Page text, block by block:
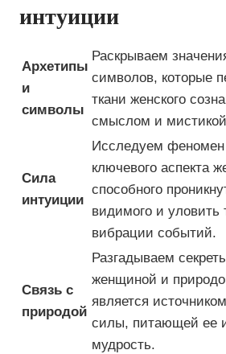
интуиции
Архетипы
и
символы
Раскрываем
символов, которые
ткани женского
смыслом и
Сила
интуиции
Исследуем феномен
ключевого аспекта
способного
видимого и уловить
вибрации событий.
Связь с
природой
Разгадываем
женщиной и
является
силы, питающей ее
мудрость.